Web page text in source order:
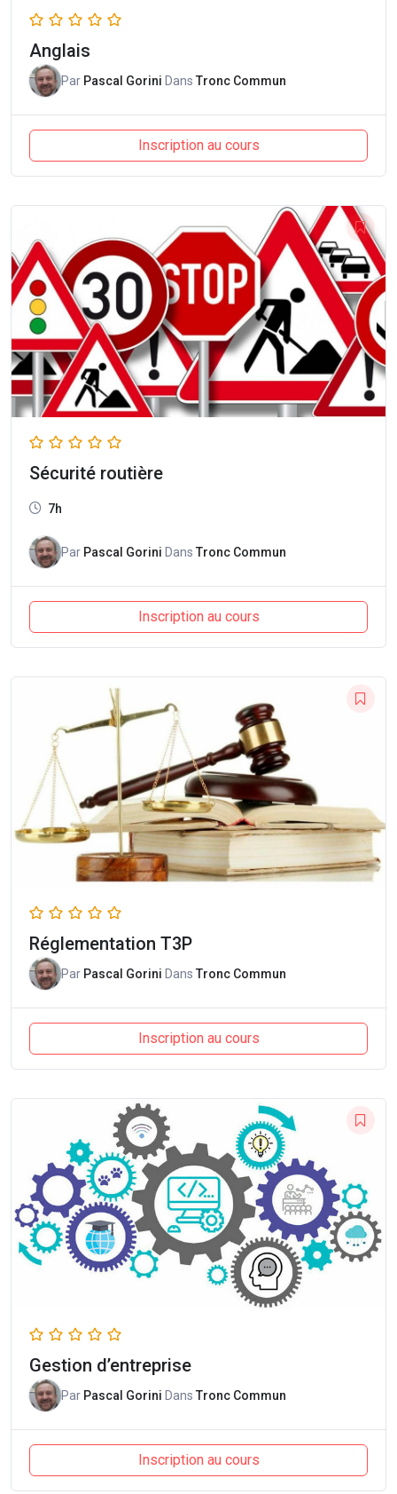
Anglais
Par Pascal Gorini Dans Tronc Commun
Inscription au cours
Sécurité routière
7h
Par Pascal Gorini Dans Tronc Commun
Inscription au cours
Réglementation T3P
Par Pascal Gorini Dans Tronc Commun
Inscription au cours
Gestion d’entreprise
Par Pascal Gorini Dans Tronc Commun
Inscription au cours